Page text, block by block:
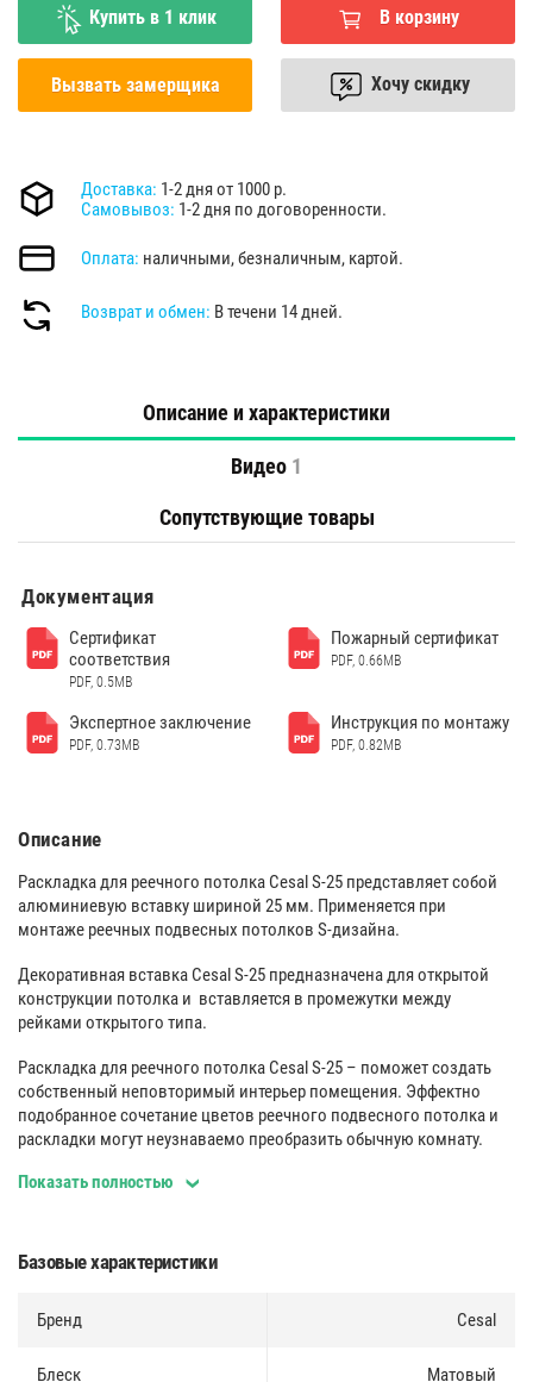
Купить в 1 клик В корзину
Вызвать замерщика Хочу скидку
Доставка: 1-2 дня от 1000 р.
Самовывоз: 1-2 дня по договоренности.
Оплата: наличными, безналичным, картой.
Возврат и обмен: В течени 14 дней.
Описание и характеристики
Видео 1
Сопутствующие товары
Документация
Сертификат
соответствия
PDF, 0.5MB
Пожарный сертификат
PDF, 0.66MB
Экспертное заключение
PDF, 0.73MB
Инструкция по монтажу
PDF, 0.82MB
Описание
Раскладка для реечного потолка Cesal S-25 представляет собой
алюминиевую вставку шириной 25 мм. Применяется при
монтаже реечных подвесных потолков S-дизайна.
Декоративная вставка Cesal S-25 предназначена для открытой
конструкции потолка и вставляется в промежутки между
рейками открытого типа.
Раскладка для реечного потолка Cesal S-25 – поможет создать
собственный неповторимый интерьер помещения. Эффектно
подобранное сочетание цветов реечного подвесного потолка и
раскладки могут неузнаваемо преобразить обычную комнату.
Для изготовления применяется только экологичный и прочный
Простая и быстрая установка обеспечивается высоким качеством
материалов, используемых при изготовлении, а также точностью
Высококачественная окраска и ламинация позволяет мыть
защитная пленка предохраняет их при транспортировке.
Показать полностью
Базовые характеристики
Бренд Cesal
Блеск Матовый